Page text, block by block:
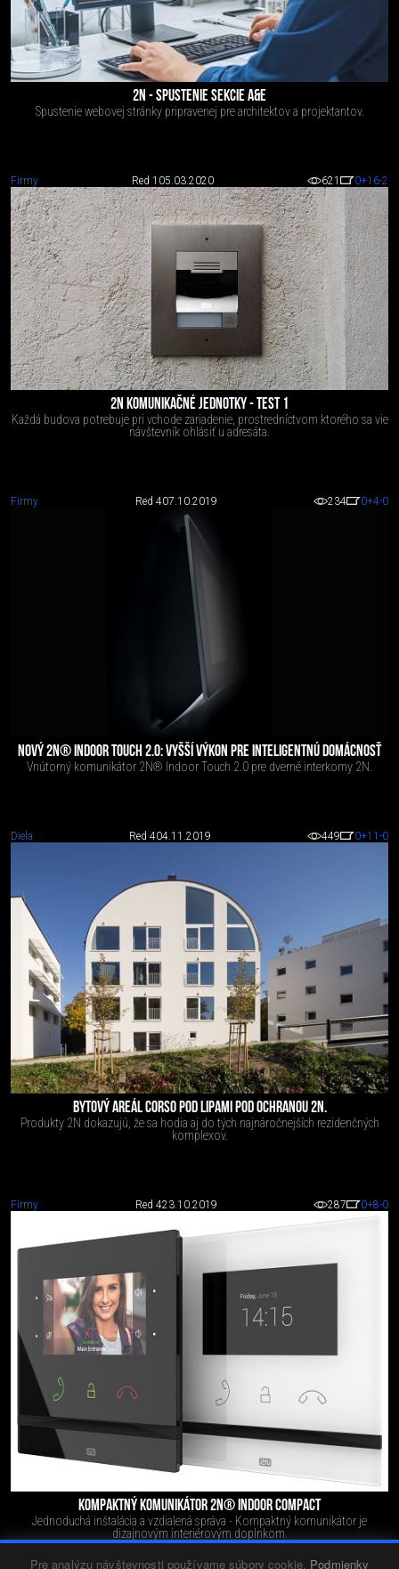
Pre analýzu návštevnosti používame súbory cookie. Podmienky
2N - SPUSTENIE SEKCIE A&E
Spustenie webovej stránky pripravenej pre architektov a projektantov.
Firmy Red 1 05.03.2020 621 0+16-2
2N KOMUNIKAČNÉ JEDNOTKY - TEST 1
Každá budova potrebuje pri vchode zariadenie, prostredníctvom ktorého sa vie
návštevník ohlásiť u adresáta.
Firmy Red 407.10.2019 234 0+4-0
NOVÝ 2N® INDOOR TOUCH 2.0: VYŠŠÍ VÝKON PRE INTELIGENTNÚ DOMÁCNOSŤ
Vnútorný komunikátor 2N® Indoor Touch 2.0 pre dverné interkomy 2N.
Diela Red 404.11.2019 449 0+11 -0
BYTOVÝ AREÁL CORSO POD LIPAMI POD OCHRANOU 2N.
Produkty 2N dokazujú, že sa hodia aj do tých najnáročnejších rezidenčných
komplexov.
Firmy Red 423.10.2019 287 0+8-0
KOMPAKTNÝ KOMUNIKÁTOR 2N® INDOOR COMPACT
Jednoduchá inštalácia a vzdialená správa - Kompaktný komunikátor je
dizajnovým interiérovým doplnkom.